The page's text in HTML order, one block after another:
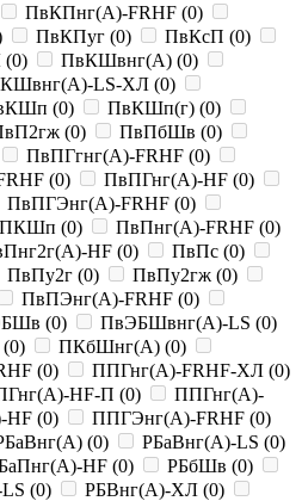
ПвКПнг(A)-FRHF (0)
ПвКПуг (0) ПвКсП (0)
(0) ПвКШвнг(A) (0)
LS-ХЛ (0)
(0) ПвКШп(г) (0)
(0) ПвПбШв (0)
ПвПГгнг(A)-FRHF (0)
(0) ПвПГнг(A)-HF (0)
ПвПГЭнг(A)-FRHF (0)
(0) ПвПнг(A)-FRHF (0)
HF (0) ПвПс (0)
ПвПу2г (0) ПвПу2гж (0)
ПвПЭнг(A)-FRHF (0)
(0) ПвЭБШвнг(A)-LS (0)
(0) ПКбШнг(A) (0)
(0) ППГнг(A)-FRHF-ХЛ (0)
HF-П (0)
ППГнг(A)-
HF (0) ППГЭнг(A)-FRHF (0)
(0) РБаВнг(A)-LS (0)
HF (0) РБбШв (0)
(0) РБВнг(A)-ХЛ (0)